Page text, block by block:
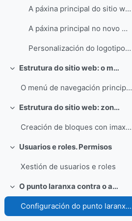
A páxina principal do sitio web (imaxe)
A páxina principal no novo modelo de web para centros educativos con Drupal 10
Personalización do logotipo coa marca do centro
Collapse Estrutura do sitio web: o menú de navegación principal
O menú de navegación principal do sitio web
Collapse Estrutura do sitio web: zonas de logos
Creación de bloques con imaxes nas zonas de logos
Collapse
Usuarios e roles. Permisos
Xestión de usuarios e roles
Collapse O punto laranxa contra o acoso escolar na web
Configuración do punto laranxa na web